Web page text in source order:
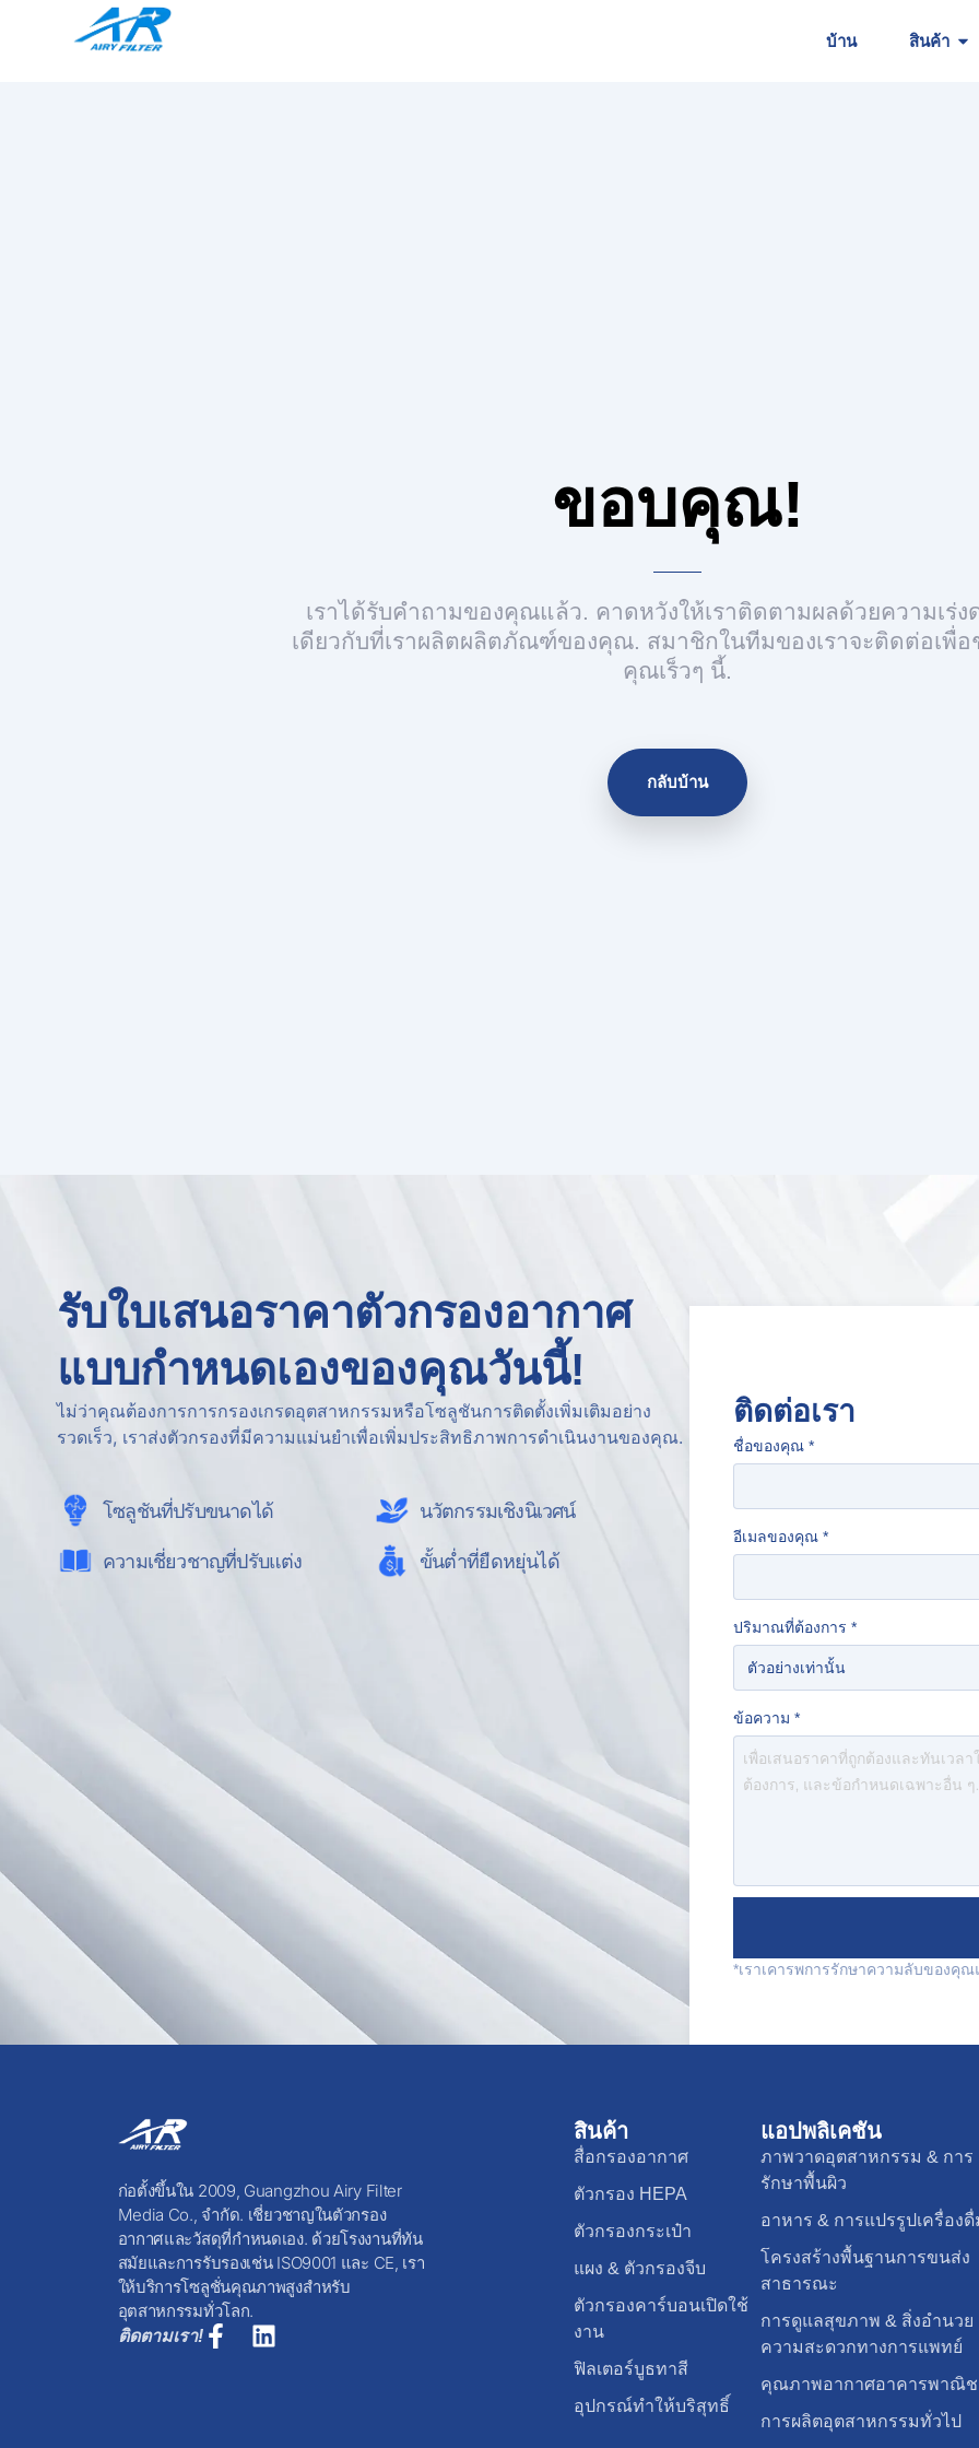
บ้าน สินค้า
ขอบคุณ!
เราได้รับคำถามของคุณแล้ว. คาดหวังให้เราติดตามผลด้วยความเร่ง
เดียวกับที่เราผลิตผลิตภัณฑ์ของคุณ. สมาชิกในทีมของเราจะติดต่อเพื่อ
คุณเร็วๆ นี้.
กลับบ้าน
รับใบเสนอราคาตัวกรองอากาศ
แบบกำหนดเองของคุณวันนี้!
ไม่ว่าคุณต้องการการกรองเกรดอุตสาหกรรมหรือโซลูชันการติดตั้งเพิ่มเติมอย่าง
รวดเร็ว, เราส่งตัวกรองที่มีความแม่นยำเพื่อเพิ่มประสิทธิภาพการดำเนินงานของคุณ.
โซลูชันที่ปรับขนาดได้
ความเชี่ยวชาญที่ปรับแต่ง
นวัตกรรมเชิงนิเวศน์
ขั้นต่ำที่ยืดหยุ่นได้
ติดต่อเรา
ชื่อของคุณ *
อีเมลของคุณ *
ปริมาณที่ต้องการ *
ข้อความ *
*เราเคารพการรักษาความลับของคุ
ก่อตั้งขึ้นใน 2009, Guangzhou Airy Filter
Media Co., จำกัด. เชี่ยวชาญในตัวกรอง
อากาศและวัสดุที่กำหนดเอง. ด้วยโรงงานที่ทัน
สมัยและการรับรองเช่น ISO9001 และ CE, เรา
ให้บริการโซลูชั่นคุณภาพสูงสำหรับ
อุตสาหกรรมทั่วโลก.
ติดตามเรา!
สินค้า
สื่อกรองอากาศ
ตัวกรอง HEPA
ตัวกรองกระเป๋า
แผง & ตัวกรองจีบ
ตัวกรองคาร์บอนเปิดใช้
งาน
ฟิลเตอร์บูธทาสี
อุปกรณ์ทำให้บริสุทธิ์
แอปพลิเคชัน
ภาพวาดอุตสาหกรรม & การ
รักษาพื้นผิว
อาหาร & การแปรรูปเครื่องดื่
โครงสร้างพื้นฐานการขนส่ง
สาธารณะ
การดูแลสุขภาพ & สิ่งอำนวย
ความสะดวกทางการแพทย์
คุณภาพอากาศอาคารพาณิช
การผลิตอุตสาหกรรมทั่วไป